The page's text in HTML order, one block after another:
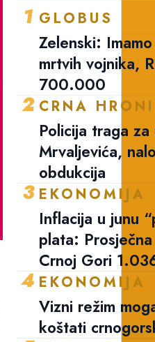
1 GLOBUS
Zelenski:
mrtvih vojnika,
700.000
2 CRNA
Policija traga za
Mrvaljevića,
obdukcija
3 EKONOMIJA
Inflacija u junu
plata:
Crnoj Gori
4 EKONOMIJA
Vizni režim
koštati